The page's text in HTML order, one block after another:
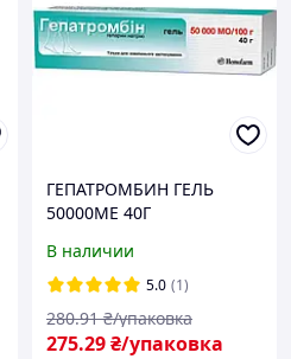
ГЕПАТРОМБИН ГЕЛЬ
50000МЕ 40Г
В наличии
5.0 (1)
275.29₴/упаковка
280.91 ₴/упаковка